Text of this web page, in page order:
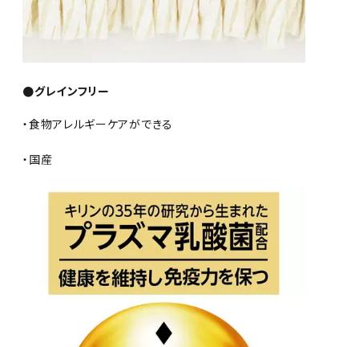
●グレインフリー
・食物アレルギーケアができる
・国産